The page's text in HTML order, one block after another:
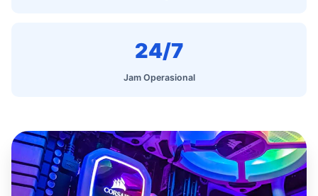
24/7
Jam Operasional